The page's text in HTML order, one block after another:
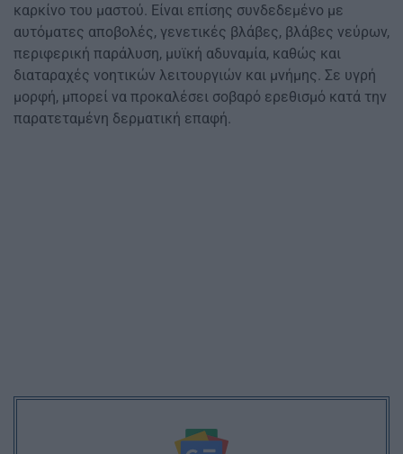
καρκίνο του μαστού. Είναι επίσης συνδεδεμένο με
αυτόματες αποβολές, γενετικές βλάβες, βλάβες νεύρων,
περιφερική παράλυση, μυϊκή αδυναμία, καθώς και
διαταραχές νοητικών λειτουργιών και μνήμης. Σε υγρή
μορφή, μπορεί να προκαλέσει σοβαρό ερεθισμό κατά την
παρατεταμένη δερματική επαφή.